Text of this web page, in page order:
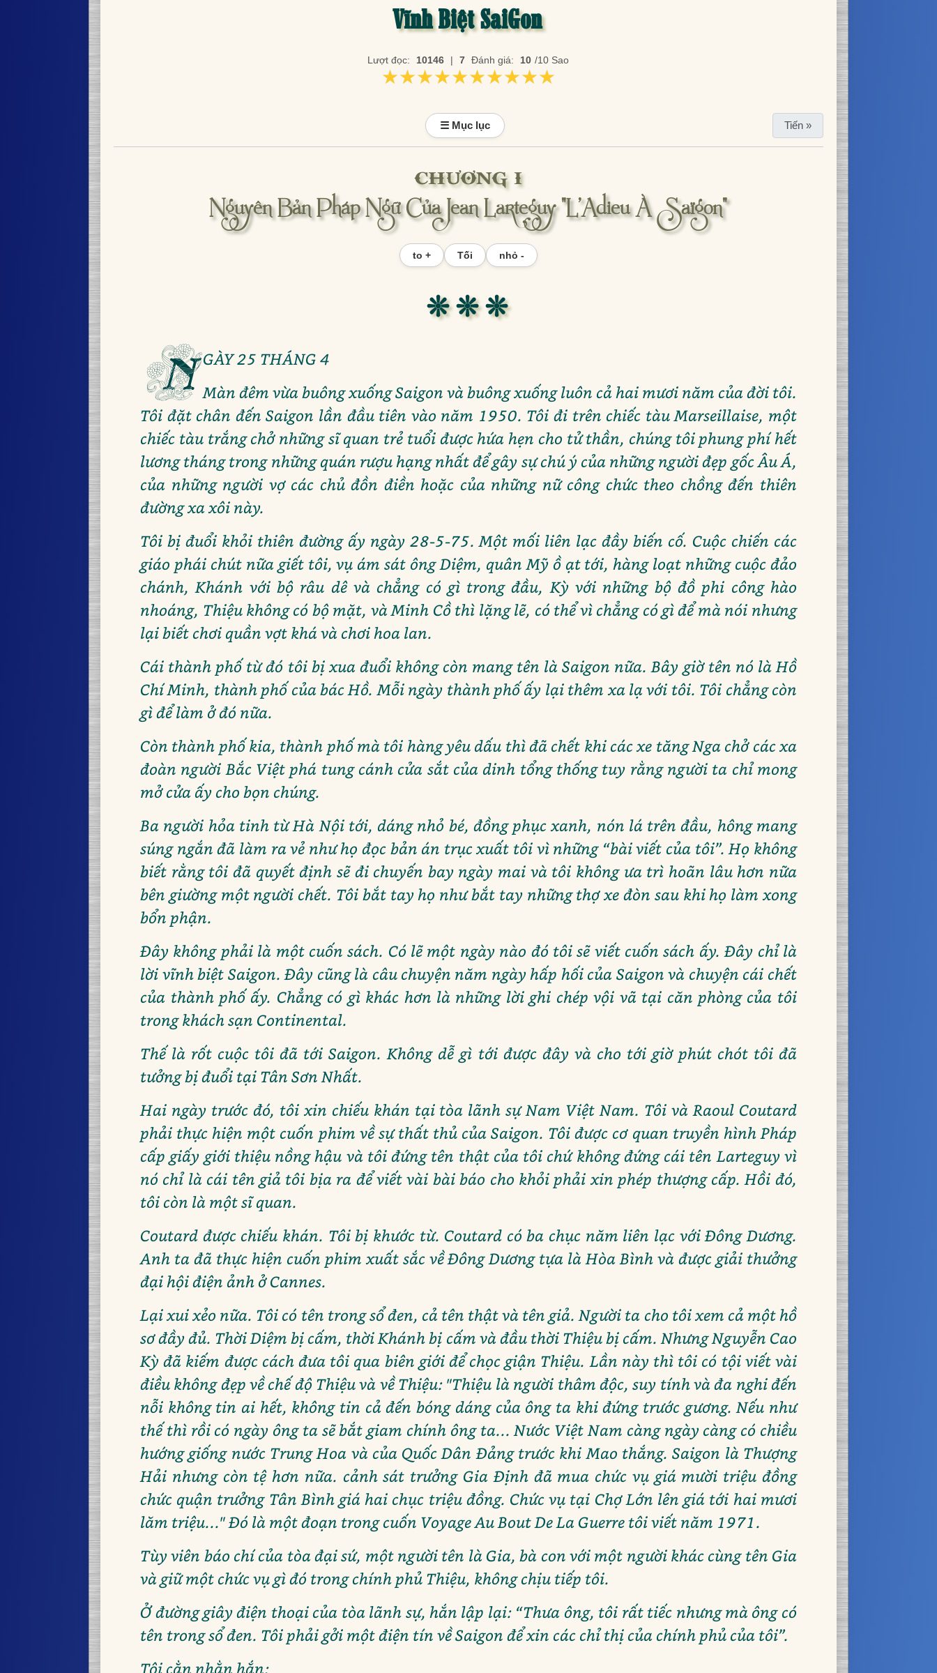
Vĩnh Biệt SaiGon
Lượt đọc: 10146 | 7 Đánh giá: 10 /10 Sao
★★★★★★★★★★
★★★★★★★★★★
☰ Mục lục Tiến »
CHƯƠNG I
Nguyên Bản Pháp Ngữ Của Jean Larteguy "L’Adieu À Saïgon"
to + Tối nhỏ -
❊ ❊ ❊
N GÀY 25 THÁNG 4
Màn đêm vừa buông xuống Saigon và buông xuống luôn cả hai mươi năm của đời tôi.
Tôi đặt chân đến Saigon lần đầu tiên vào năm 1950. Tôi đi trên chiếc tàu Marseillaise, một
chiếc tàu trắng chở những sĩ quan trẻ tuổi được hứa hẹn cho tử thần, chúng tôi phung phí hết
lương tháng trong những quán rượu hạng nhất để gây sự chú ý của những người đẹp gốc Âu Á,
của những người vợ các chủ đồn điền hoặc của những nữ công chức theo chồng đến thiên
đường xa xôi này.
Tôi bị đuổi khỏi thiên đường ấy ngày 28-5-75. Một mối liên lạc đầy biến cố. Cuộc chiến các
giáo phái chút nữa giết tôi, vụ ám sát ông Diệm, quân Mỹ ồ ạt tới, hàng loạt những cuộc đảo
chánh, Khánh với bộ râu dê và chẳng có gì trong đầu, Kỳ với những bộ đồ phi công hào
nhoáng, Thiệu không có bộ mặt, và Minh Cồ thì lặng lẽ, có thể vì chẳng có gì để mà nói nhưng
lại biết chơi quần vợt khá và chơi hoa lan.
Cái thành phố từ đó tôi bị xua đuổi không còn mang tên là Saigon nữa. Bây giờ tên nó là Hồ
Chí Minh, thành phố của bác Hồ. Mỗi ngày thành phố ấy lại thêm xa lạ với tôi. Tôi chẳng còn
gì để làm ở đó nữa.
Còn thành phố kia, thành phố mà tôi hàng yêu dấu thì đã chết khi các xe tăng Nga chở các xa
đoàn người Bắc Việt phá tung cánh cửa sắt của dinh tổng thống tuy rằng người ta chỉ mong
mở cửa ấy cho bọn chúng.
Ba người hỏa tinh từ Hà Nội tới, dáng nhỏ bé, đồng phục xanh, nón lá trên đầu, hông mang
súng ngắn đã làm ra vẻ như họ đọc bản án trục xuất tôi vì những “bài viết của tôi”. Họ không
biết rằng tôi đã quyết định sẽ đi chuyến bay ngày mai và tôi không ưa trì hoãn lâu hơn nữa
bên giường một người chết. Tôi bắt tay họ như bắt tay những thợ xe đòn sau khi họ làm xong
bổn phận.
Đây không phải là một cuốn sách. Có lẽ một ngày nào đó tôi sẽ viết cuốn sách ấy. Đây chỉ là
lời vĩnh biệt Saigon. Đây cũng là câu chuyện năm ngày hấp hối của Saigon và chuyện cái chết
của thành phố ấy. Chẳng có gì khác hơn là những lời ghi chép vội vã tại căn phòng của tôi
trong khách sạn Continental.
Thế là rốt cuộc tôi đã tới Saigon. Không dễ gì tới được đây và cho tới giờ phút chót tôi đã
tưởng bị đuổi tại Tân Sơn Nhất.
Hai ngày trước đó, tôi xin chiếu khán tại tòa lãnh sự Nam Việt Nam. Tôi và Raoul Coutard
phải thực hiện một cuốn phim về sự thất thủ của Saigon. Tôi được cơ quan truyền hình Pháp
cấp giấy giới thiệu nồng hậu và tôi đứng tên thật của tôi chứ không đứng cái tên Larteguy vì
nó chỉ là cái tên giả tôi bịa ra để viết vài bài báo cho khỏi phải xin phép thượng cấp. Hồi đó,
tôi còn là một sĩ quan.
Coutard được chiếu khán. Tôi bị khước từ. Coutard có ba chục năm liên lạc với Đông Dương.
Anh ta đã thực hiện cuốn phim xuất sắc về Đông Dương tựa là Hòa Bình và được giải thưởng
đại hội điện ảnh ở Cannes.
Lại xui xẻo nữa. Tôi có tên trong sổ đen, cả tên thật và tên giả. Người ta cho tôi xem cả một hồ
sơ đầy đủ. Thời Diệm bị cấm, thời Khánh bị cấm và đầu thời Thiệu bị cấm. Nhưng Nguyễn Cao
Kỳ đã kiếm được cách đưa tôi qua biên giới để chọc giận Thiệu. Lần này thì tôi có tội viết vài
điều không đẹp về chế độ Thiệu và về Thiệu: "Thiệu là người thâm độc, suy tính và đa nghi đến
nỗi không tin ai hết, không tin cả đến bóng dáng của ông ta khi đứng trước gương. Nếu như
thế thì rồi có ngày ông ta sẽ bắt giam chính ông ta... Nước Việt Nam càng ngày càng có chiều
hướng giống nước Trung Hoa và của Quốc Dân Đảng trước khi Mao thắng. Saigon là Thượng
Hải nhưng còn tệ hơn nữa. cảnh sát trưởng Gia Định đã mua chức vụ giá mười triệu đồng
chức quận trưởng Tân Bình giá hai chục triệu đồng. Chức vụ tại Chợ Lớn lên giá tới hai mươi
lăm triệu..." Đó là một đoạn trong cuốn Voyage Au Bout De La Guerre tôi viết năm 1971.
Tùy viên báo chí của tòa đại sứ, một người tên là Gia, bà con với một người khác cùng tên Gia
và giữ một chức vụ gì đó trong chính phủ Thiệu, không chịu tiếp tôi.
Ở đường giây điện thoại của tòa lãnh sự, hắn lập lại: “Thưa ông, tôi rất tiếc nhưng mà ông có
tên trong sổ đen. Tôi phải gởi một điện tín về Saigon để xin các chỉ thị của chính phủ của tôi”.
Tôi cằn nhằn hắn: